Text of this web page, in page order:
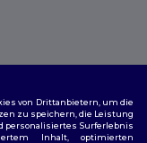
|
Site Map
von Drittanbietern, um die
zu speichern, die Leistung
personalisiertes Surferlebnis
Inhalt, optimierten